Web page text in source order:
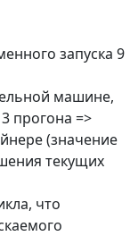
запуска 9
машине,
прогона =>
(значение
текущих
что